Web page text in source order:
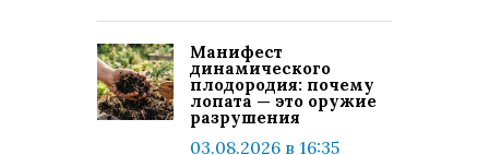
Манифест
динамического
плодородия: почему
лопата — это оружие
разрушения
03.08.2026 в 16:35